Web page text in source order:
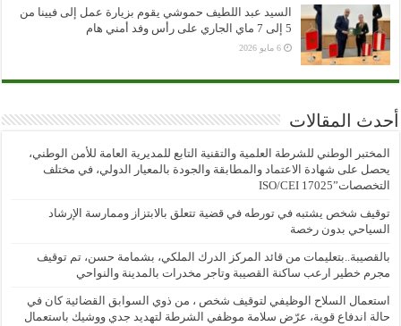
السيد عبد اللطيف حموشي يقوم بزيارة عمل إلى فيينا من
5 إلى 7 ماي الجاري على رأس وفد أمني هام
6 مايو 2026
أحدث المقالات
المختبر الوطني للشرطة العلمية والتقنية التابع للمديرية العامة للأمن الوطني،
يحصل على شهادة الاعتماد والمطابقة والجودة بالمعيار الدولي، في مختلف
التخصصات”ISO/CEI 17025
توقيف شخص يشتبه في تورطه في قضية تتعلق بالابتزاز وممارسة الإرشاد
السياحي بدون رخصة
بالقصيبة..بتعليمات من قائد المركز الدرك الملكي، بشمامة حسن، تم توقيف
مجرم خطير ارعب ساكنة القصيبة وتاجر مخدرات بالمدينة والنواحي
استعمال السلاح الوظيفي لتوقيف شخص ، من ذوي السوابق القضائية كان في
حالة اندفاع قوية، عرّض سلامة موظفي الشرطة لتهديد جدي ووشيك باستعمال